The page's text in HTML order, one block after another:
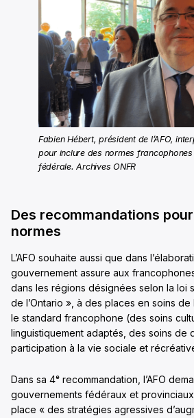
Fabien Hébert, président de l’AFO,
pour inclure des normes
fédérale. Archives ONFR
Des recommandations
normes
L’AFO souhaite aussi que dans
gouvernement assure aux
dans les régions désignées selon la loi
de l’Ontario », à des places en soins
le standard francophone (des soins
linguistiquement adaptés, des soins de
participation à la vie sociale et
Dans sa 4ᵉ recommandation, l’AFO
gouvernements fédéraux et
place « des stratégies agressives